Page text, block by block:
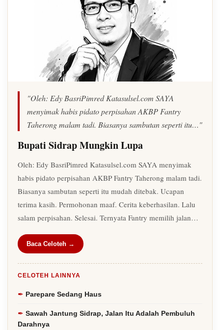
"Oleh: Edy BasriPimred Katasulsel.com SAYA
menyimak habis pidato perpisahan AKBP Fantry
Taherong malam tadi. Biasanya sambutan seperti itu…"
Bupati Sidrap Mungkin Lupa
Oleh: Edy BasriPimred Katasulsel.com SAYA menyimak
habis pidato perpisahan AKBP Fantry Taherong malam tadi.
Biasanya sambutan seperti itu mudah ditebak. Ucapan
terima kasih. Permohonan maaf. Cerita keberhasilan. Lalu
salam perpisahan. Selesai. Ternyata Fantry memilih jalan…
Baca Celoteh →
CELOTEH LAINNYA
Parepare Sedang Haus
Sawah Jantung Sidrap, Jalan Itu Adalah Pembuluh
Darahnya